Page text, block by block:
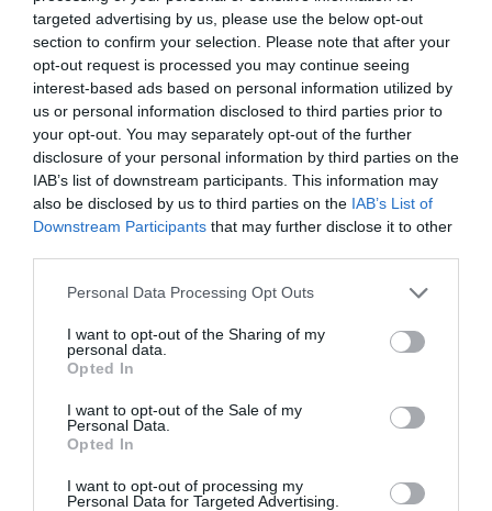
targeted advertising by us, please use the below opt-out
section to confirm your selection. Please note that after your
opt-out request is processed you may continue seeing
interest-based ads based on personal information utilized by
us or personal information disclosed to third parties prior to
your opt-out. You may separately opt-out of the further
disclosure of your personal information by third parties on the
IAB’s list of downstream participants. This information may
also be disclosed by us to third parties on the IAB’s List of
Downstream Participants that may further disclose it to other
Personal Data Processing Opt Outs
I want to opt-out of the Sharing of my
personal data.
Opted In
I want to opt-out of the Sale of my
Personal Data.
Opted In
I want to opt-out of processing my
Personal Data for Targeted Advertising.